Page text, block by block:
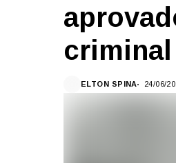
criminal
ELTON SPINA 24/06/